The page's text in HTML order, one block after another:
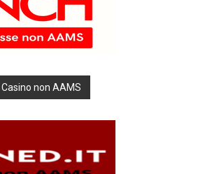
Casino non AAMS